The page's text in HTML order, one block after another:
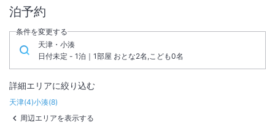
泊予約
条件を変更する
天津・小湊
日付未定 - 1泊｜1部屋 おとな2名,こども0名
詳細エリアに絞り込む
天津(4)小湊(8)
周辺エリアを表示する